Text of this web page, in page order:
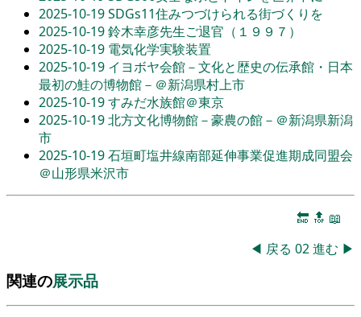
2025-10-19SDGs11住みつづけられる街づくりを
2025-10-19鈴木幸彦先生ご退官（１９９７）
2025-10-19 電気化学実験装置
2025-10-19 イヨボヤ会館－文化と歴史の伝承館・日本
最初の鮭の博物館－＠新潟県村上市
2025-10-19すみだ水族館＠東京
2025-10-19北方文化博物館－豪農の館－＠新潟県新潟
市
2025-10-19石垣町塩井線南部延伸事業促進期成同盟会
＠山形県米沢市
🔚 🔝 📖
◀ 戻る 02進む ▶
関連の展示品